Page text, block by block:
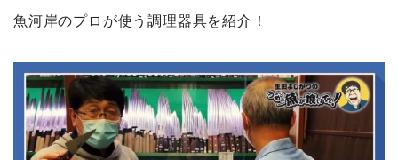
魚河岸のプロが使う調理器具を紹介！